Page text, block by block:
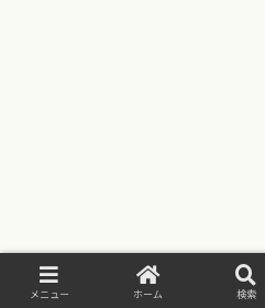
メニュー ホーム 検索